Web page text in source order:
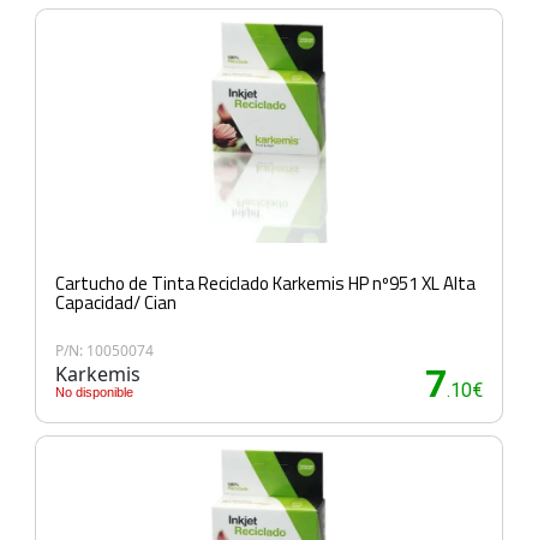
Cartucho de Tinta Reciclado Karkemis HP nº951 XL Alta
Capacidad/ Cian
P/N: 10050074
Karkemis
No disponible 7.10€